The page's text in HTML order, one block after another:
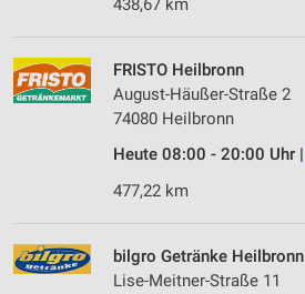
438,67 km
FRISTO Heilbronn
August-Häußer-Straße 2
74080 Heilbronn
Heute 08:00 - 20:00 Uhr |
477,22 km
bilgro Getränke Heilbronn
Lise-Meitner-Straße 11